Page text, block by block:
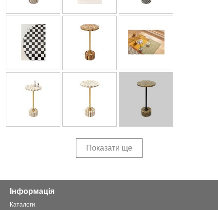
Показати ще
Інформація
Каталоги